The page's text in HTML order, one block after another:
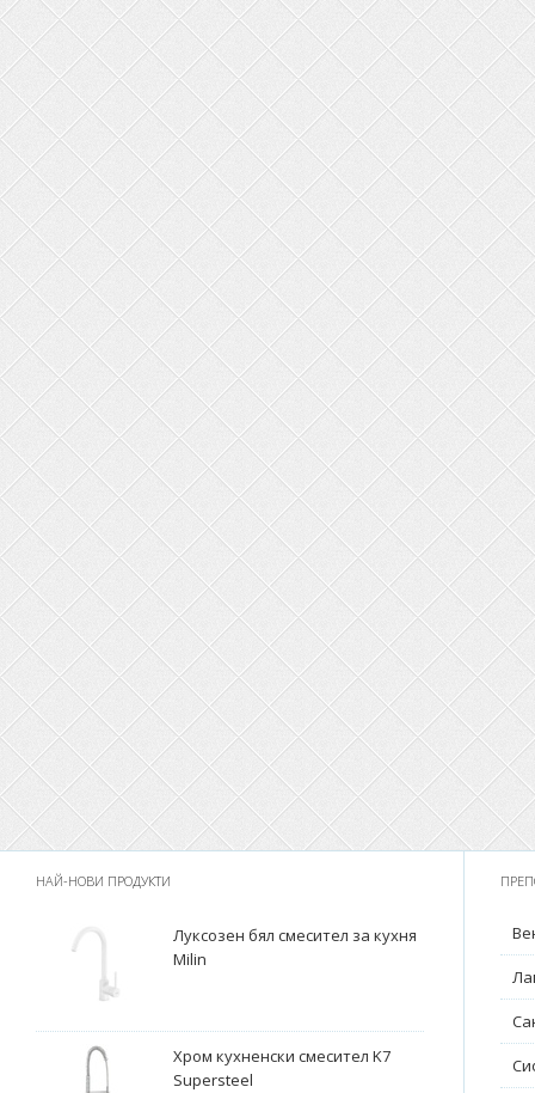
НАЙ-НОВИ ПРОДУКТИ
Луксозен бял смесител за кухня
Milin
Хром кухненски смесител K7
Supersteel